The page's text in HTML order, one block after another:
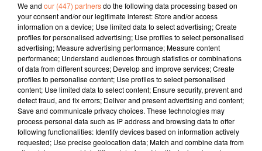
recette cuisine
12 mars 2022 - 3 min 8 sec
TARTE FINE À L'ANDOUILLE
Jacqueline Pinon
Qu'est-ce qu'on mange ?
We and our (447) partnersdo the following data processing based on
your consent and/or our legitimate interest: Store and/or access
information on a device; Use limited data to select advertising; Create
profiles for personalised advertising; Use profiles to select personalised
advertising; Measure advertising performance; Measure content
performance; Understand audiences through statistics or combinations
of data from different sources; Develop and improve services; Create
profiles to personalise content; Use profiles to select personalised
content; Use limited data to select content; Ensure security, prevent and
detect fraud, and fix errors; Deliver and present advertising and content;
Save and communicate privacy choices. These technologies may
process personal data such as IP address and browsing data to offer
following functionalities: Identify devices based on information actively
requested; Use precise geolocation data; Match and combine data from